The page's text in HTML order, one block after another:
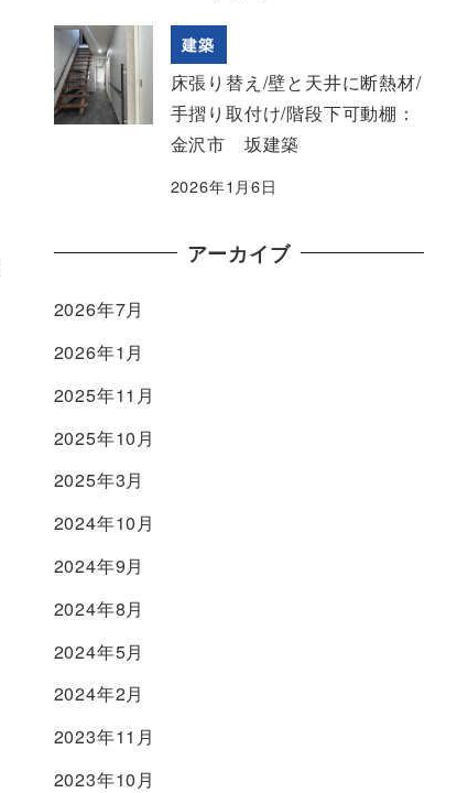
建築
床張り替え/壁と天井に断熱材/
手摺り取付け/階段下可動棚：
金沢市 坂建築
2026年1月6日
アーカイブ
2026年7月
2026年1月
2025年11月
2025年10月
2025年3月
2024年10月
2024年9月
2024年8月
2024年5月
2024年2月
2023年11月
2023年10月